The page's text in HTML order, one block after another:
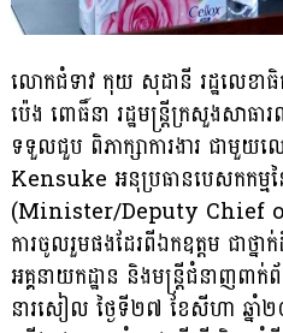
លោកជំទាវ កុយ សុដានី រដ្ឋលេខាធិ
ប៉េង ពោធិ៍នា រដ្ឋមន្ត្រីក្រសួងសាធ
ទទួលជួប ពិភាក្សាការងារ ជាមួ
Kensuke អនុប្រធានបេសកកម្មន
(Minister/Deputy Chief
ការចូលរួមផងដែរពីឯកឧត្តម ជា
អគ្គនាយកដ្ឋាន និងមន្ត្រីជំនាញពាក់
នារសៀល ថ្ងៃទី២៧ ខែសីហា ឆ្នាំ២